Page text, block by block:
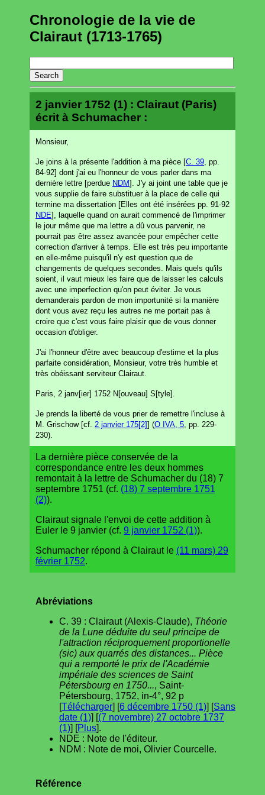
Chronologie de la vie de
Clairaut (1713-1765)
2 janvier 1752 (1) : Clairaut (Paris)
écrit à Schumacher :
Monsieur,
Je joins à la présente l'addition à ma pièce [C. 39 , pp.
84-92] dont j'ai eu l'honneur de vous parler dans ma
dernière lettre [perdue NDM]. J'y ai joint une table que je
vous supplie de faire substituer à la place de celle qui
termine ma dissertation [Elles ont été insérées pp. 91-92
NDE], laquelle quand on aurait commencé de l'imprimer
le jour même que ma lettre a dû vous parvenir, ne
pourrait pas être assez avancée pour empêcher cette
correction d'arriver à temps. Elle est très peu importante
en elle-même puisqu'il n'y est question que de
changements de quelques secondes. Mais quels qu'ils
soient, il vaut mieux les faire que de laisser les calculs
avec une imperfection qu'on peut éviter. Je vous
demanderais pardon de mon importunité si la manière
dont vous avez reçu les autres ne me portait pas à
croire que c'est vous faire plaisir que de vous donner
occasion d'obliger.
J'ai l'honneur d'être avec beaucoup d'estime et la plus
parfaite considération, Monsieur, votre très humble et
très obéissant serviteur Clairaut.
Paris, 2 janv[ier] 1752 N[ouveau] S[tyle].
Je prends la liberté de vous prier de remettre l'incluse à
M. Grischow [cf. 2 janvier 175[2]] (O IVA, 5 , pp. 229-
230).
La dernière pièce conservée de la
correspondance entre les deux hommes
remontait à la lettre de Schumacher du (18) 7
septembre 1751 (cf. (18) 7 septembre 1751
(2)).
Clairaut signale l'envoi de cette addition à
Euler le 9 janvier (cf. 9 janvier 1752 (1)).
Schumacher répond à Clairaut le (11 mars) 29
février 1752.
Abréviations
C. 39 : Clairaut (Alexis-Claude), Théorie
de la Lune déduite du seul principe de
l'attraction réciproquement proportionelle
(sic) aux quarrés des distances... Pièce
qui a remporté le prix de l'Académie
impériale des sciences de Saint
Pétersbourg en 1750..., Saint-
Pétersbourg, 1752, in-4°, 92 p
[Télécharger] [6 décembre 1750 (1)] [Sans
date (1)] [(7 novembre) 27 octobre 1737
(1)] [Plus].
NDE : Note de l'éditeur.
NDM : Note de moi, Olivier Courcelle.
Référence